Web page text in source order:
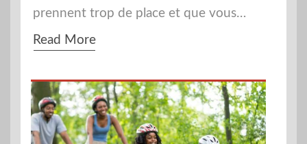
prennent trop de place et que vous…
Read More